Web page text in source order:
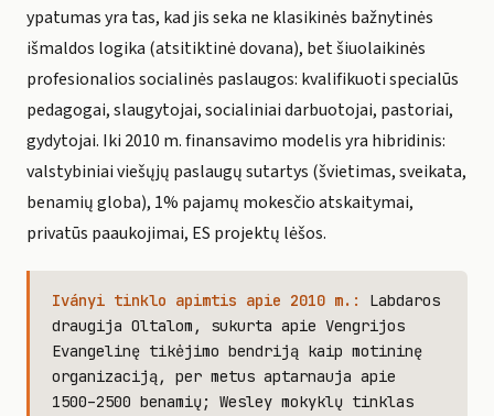
ypatumas yra tas, kad jis seka ne klasikinės bažnytinės
išmaldos logika (atsitiktinė dovana), bet šiuolaikinės
profesionalios socialinės paslaugos: kvalifikuoti specialūs
pedagogai, slaugytojai, socialiniai darbuotojai, pastoriai,
gydytojai. Iki 2010 m. finansavimo modelis yra hibridinis:
valstybiniai viešųjų paslaugų sutartys (švietimas, sveikata,
benamių globa), 1% pajamų mokesčio atskaitymai,
privatūs paaukojimai, ES projektų lėšos.
Iványi tinklo apimtis apie 2010 m.:
Labdaros
draugija Oltalom, sukurta apie Vengrijos
Evangelinę tikėjimo bendriją kaip motininę
organizaciją, per metus aptarnauja apie
1500–2500 benamių; Wesley mokyklų tinklas